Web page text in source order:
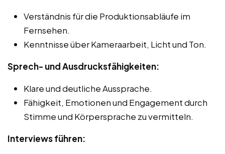
Verständnis für die Produktionsabläufe im
Fernsehen.
Kenntnisse über Kameraarbeit, Licht und Ton.
Sprech- und Ausdrucksfähigkeiten:
Klare und deutliche Aussprache.
Fähigkeit, Emotionen und Engagement durch
Stimme und Körpersprache zu vermitteln.
Interviews führen: